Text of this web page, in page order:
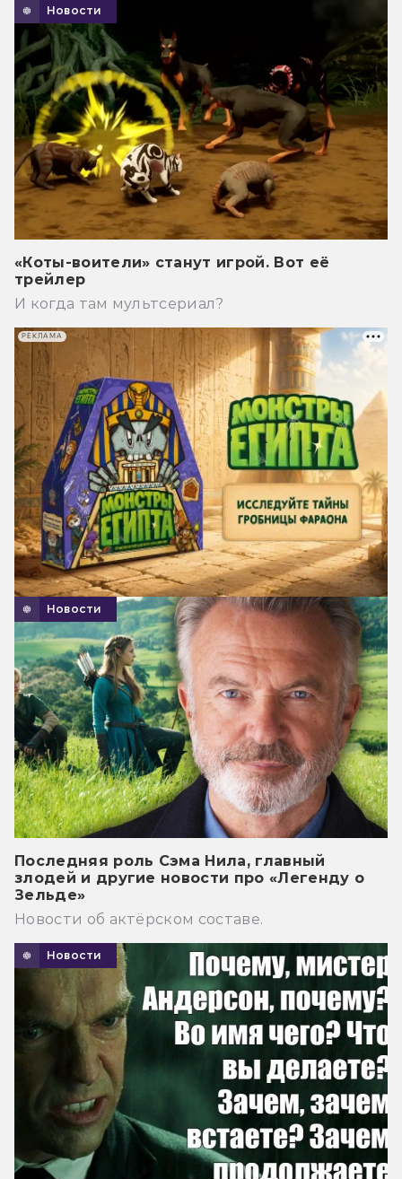
Новости
«Коты-воители» станут игрой. Вот её
трейлер
И когда там мультсериал?
Новости
Последняя роль Сэма Нила, главный
злодей и другие новости про «Легенду о
Зельде»
Новости об актёрском составе.
Новости
РЕКЛАМА